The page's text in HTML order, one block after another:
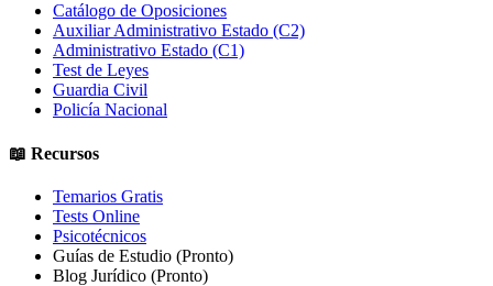
Catálogo de Oposiciones
Auxiliar Administrativo Estado (C2)
Administrativo Estado (C1)
Test de Leyes
Guardia Civil
Policía Nacional
📖 Recursos
Temarios Gratis
Tests Online
Psicotécnicos
Guías de Estudio (Pronto)
Blog Jurídico (Pronto)